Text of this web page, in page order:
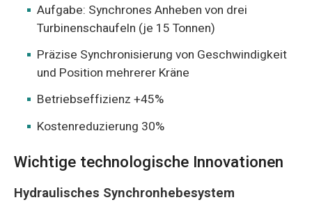
Aufgabe: Synchrones Anheben von drei
Turbinenschaufeln (je 15 Tonnen)
Präzise Synchronisierung von Geschwindigkeit
und Position mehrerer Kräne
Betriebseffizienz +45%
Kostenreduzierung 30%
Wichtige technologische Innovationen
Hydraulisches Synchronhebesystem